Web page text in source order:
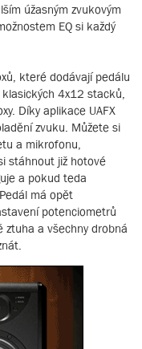
úžasným zvukovým
EQ si každý
které dodávají pedálu
4x12 stacků,
Díky aplikace UAFX
zvuku. Můžete si
a mikrofonu,
stáhnout již hotové
a pokud teda
má opět
potenciometrů
ztuha a všechny drobná